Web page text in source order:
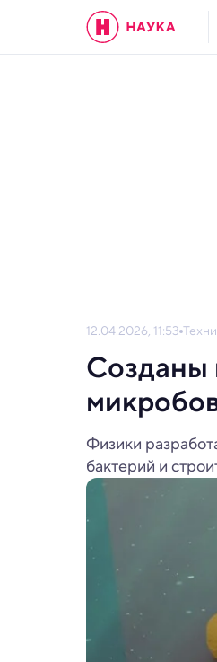
12.04.2026, 11:53
Созданы
Физики
бактерий и